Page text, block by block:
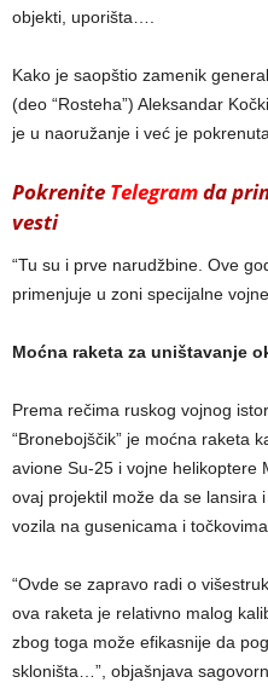
objekti, uporišta….
Kako je saopštio zamenik
(deo “Rosteha”) Aleksandar
je u naoružanje i već je
Pokrenite Telegramda
vesti
“Tu su i prve narudžbine. Ove
primenjuje u zoni specijalne
Moćna raketa za uništavanje
Prema rečima ruskog vojnog
“Bronebojščik” je moćna raketa
avione Su-25 i vojne helikoptere
ovaj projektil može da se
vozila na gusenicama i točkovima.
“Ovde se zapravo radi o
ova raketa je relativno malog
zbog toga može efikasnije da
skloništa…”, objašnjava